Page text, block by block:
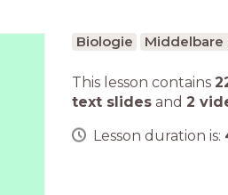
Biologie Middelbare
This lesson contains
text slides and 2
Lesson duration is: